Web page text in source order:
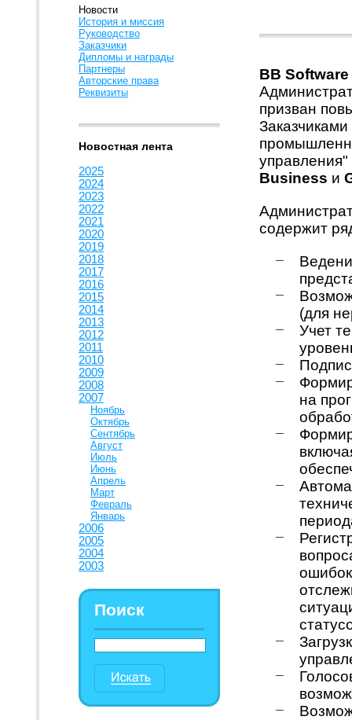
Новости
История и миссия
Руководство
Заказчики
Дипломы и награды
Партнеры
Авторские права
Реквизиты
Новостная лента
2025
2024
2023
2022
2021
2020
2019
2018
2017
2016
2015
2014
2013
2012
2011
2010
2009
2008
2007
Ноябрь
Октябрь
Сентябрь
Август
Июль
Июнь
Апрель
Март
Февраль
Январь
2006
2005
2004
2003
Поиск
BB Software
призван
Business и
содержит
(для
Учет
на